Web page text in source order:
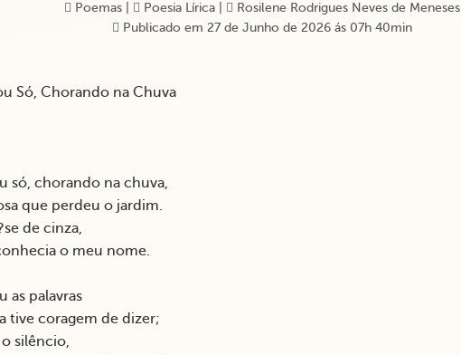
Poemas| Poesia Lírica
Rosilene Rodrigues Neves de Meneses
Publicado em 27 de Junho de 2026 ás 07h 40min
Só, Chorando na Chuva
só, chorando na chuva,
que perdeu o jardim.
de cinza,
o meu nome.
as palavras
tive coragem de dizer;
silêncio,